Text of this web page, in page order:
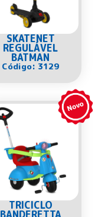
SKATENET
REGULÁVEL
BATMAN
Código: 3129
TRICICLO